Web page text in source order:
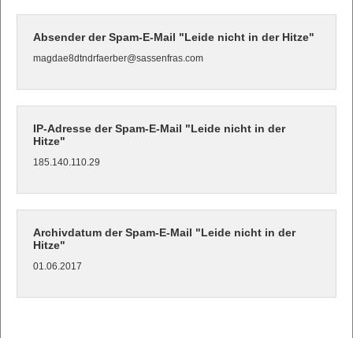
Absender der Spam-E-Mail "Leide nicht in der Hitze"
magdae8dtndrfaerber@sassenfras.com
IP-Adresse der Spam-E-Mail "Leide nicht in der
Hitze"
185.140.110.29
Archivdatum der Spam-E-Mail "Leide nicht in der
Hitze"
01.06.2017